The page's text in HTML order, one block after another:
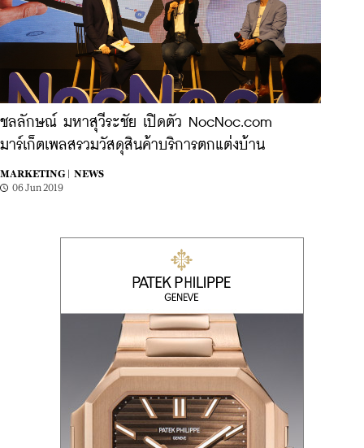
ชลลักษณ์ มหาสุวีระชัย เปิดตัว NocNoc.com
มาร์เก็ตเพลสรวมวัสดุสินค้าบริการตกแต่งบ้าน
MARKETING |
NEWS
06 Jun 2019